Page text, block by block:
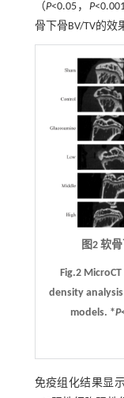
（P<0.05， P
骨下骨BV/TV的效
图2 软
Fig.2
density
models. *P
免疫组化结果显